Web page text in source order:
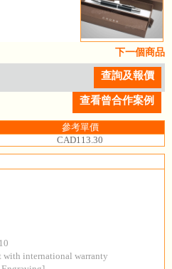
下一個商品
查詢及報價
查看曾合作案例
參考單價
CAD113.30
international warranty